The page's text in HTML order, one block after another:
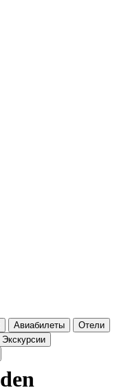
Авиабилеты
Отели
Экскурсии